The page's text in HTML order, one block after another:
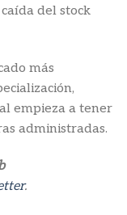
del stock
más
empieza a tener
administradas.
.